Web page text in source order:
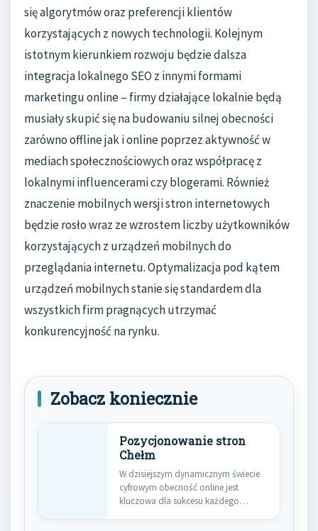
się algorytmów oraz preferencji klientów
korzystających z nowych technologii. Kolejnym
istotnym kierunkiem rozwoju będzie dalsza
integracja lokalnego SEO z innymi formami
marketingu online – firmy działające lokalnie będą
musiały skupić się na budowaniu silnej obecności
zarówno offline jak i online poprzez aktywność w
mediach społecznościowych oraz współpracę z
lokalnymi influencerami czy blogerami. Również
znaczenie mobilnych wersji stron internetowych
będzie rosło wraz ze wzrostem liczby użytkowników
korzystających z urządzeń mobilnych do
przeglądania internetu. Optymalizacja pod kątem
urządzeń mobilnych stanie się standardem dla
wszystkich firm pragnących utrzymać
konkurencyjność na rynku.
Zobacz koniecznie
Pozycjonowanie stron
Chełm
W dzisiejszym dynamicznym świecie
cyfrowym obecność online jest
kluczowa dla sukcesu każdego